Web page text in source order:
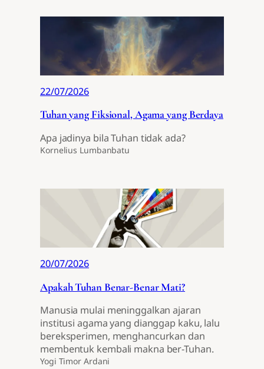
22/07/2026
Tuhan yang Fiksional, Agama yang Berdaya
Apa jadinya bila Tuhan tidak ada?
Kornelius Lumbanbatu
20/07/2026
Apakah Tuhan Benar-Benar Mati?
Manusia mulai meninggalkan ajaran
institusi agama yang dianggap kaku, lalu
bereksperimen, menghancurkan dan
membentuk kembali makna ber-Tuhan.
Yogi Timor Ardani